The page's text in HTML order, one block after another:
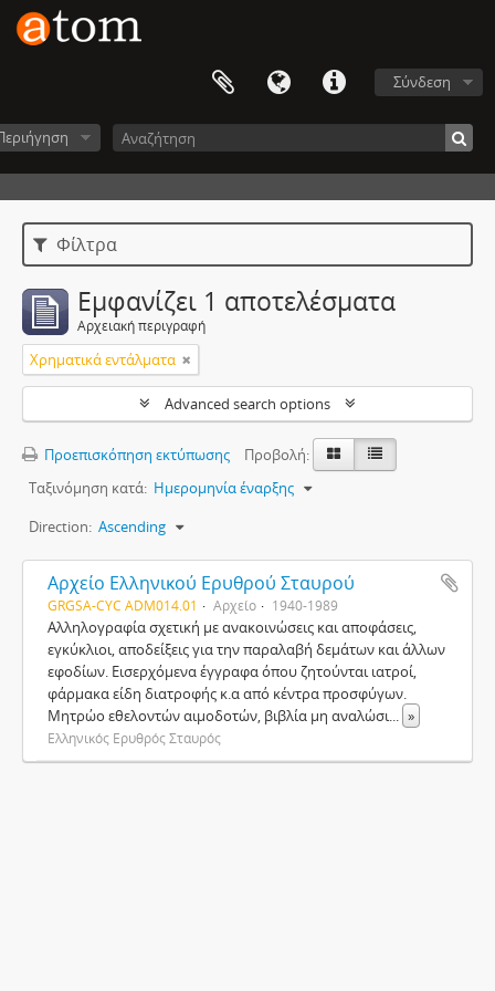
Σύνδεση
Φίλτρα
Εμφανίζει 1 αποτελέσματα
Αρχειακή περιγραφή
Χρηματικά εντάλματα
Advanced search options
Προεπισκόπηση εκτύπωσης
Προβολή:
Ταξινόμηση κατά: Ημερομηνία έναρξης
Direction: Ascending
Αρχείο Ελληνικού Ερυθρού Σταυρού
GRGSA-CYC ADM014.01 Αρχείο 1940-1989
Αλληλογραφία σχετική με ανακοινώσεις και αποφάσεις,
εγκύκλιοι, αποδείξεις για την παραλαβή δεμάτων και άλλων
εφοδίων. Εισερχόμενα έγγραφα όπου ζητούνται ιατροί,
φάρμακα είδη διατροφής κ.α από κέντρα προσφύγων.
Μητρώο εθελοντών αιμοδοτών, βιβλία μη αναλώσι... »
Ελληνικός Ερυθρός Σταυρός